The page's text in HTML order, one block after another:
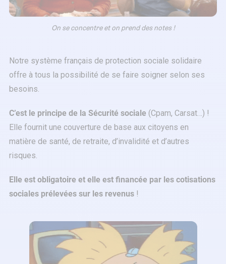
On se concentre et on prend des notes !
Notre système français de protection sociale solidaire
offre à tous la possibilité de se faire soigner selon ses
besoins.
C’est le principe de la Sécurité sociale (Cpam, Carsat…) !
Elle fournit une couverture de base aux citoyens en
matière de santé, de retraite, d’invalidité et d’autres
risques.
Elle est obligatoire et elle est financée par les cotisations
sociales prélevées sur les revenus !